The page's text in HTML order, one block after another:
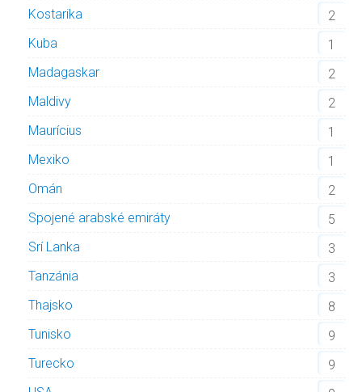
Kostarika
2
Kuba
1
Madagaskar
2
Maldivy
2
Maurícius
1
Mexiko
1
Omán
2
Spojené arabské emiráty
5
Srí Lanka
3
Tanzánia
3
Thajsko
8
Tunisko
9
Turecko
9